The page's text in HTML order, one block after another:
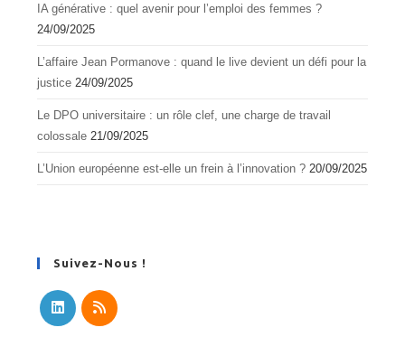
IA générative : quel avenir pour l’emploi des femmes ?
24/09/2025
L’affaire Jean Pormanove : quand le live devient un défi pour la
justice 24/09/2025
Le DPO universitaire : un rôle clef, une charge de travail
colossale 21/09/2025
L’Union européenne est-elle un frein à l’innovation ? 20/09/2025
Suivez-Nous !